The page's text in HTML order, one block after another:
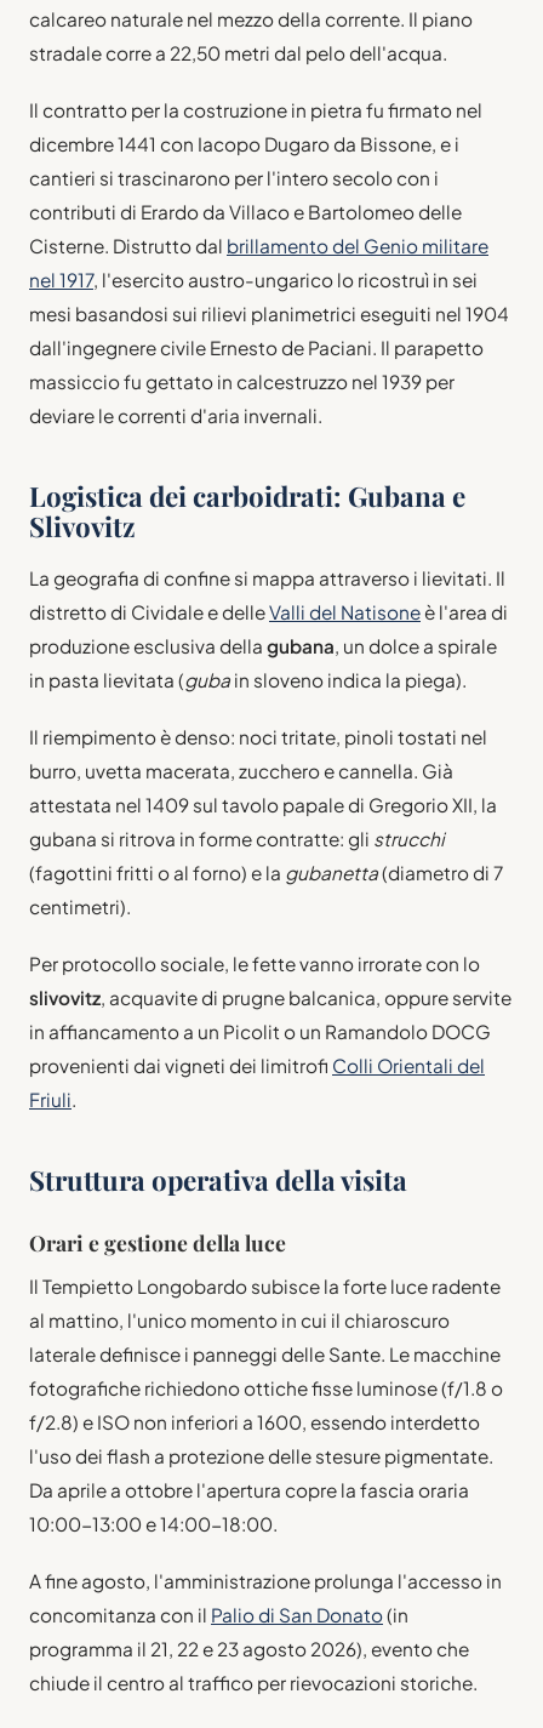
calcareo naturale nel mezzo della corrente. Il piano
stradale corre a 22,50 metri dal pelo dell'acqua.
Il contratto per la costruzione in pietra fu firmato nel
dicembre 1441 con Iacopo Dugaro da Bissone, e i
cantieri si trascinarono per l'intero secolo con i
contributi di Erardo da Villaco e Bartolomeo delle
Cisterne. Distrutto dal brillamento del Genio militare
nel 1917, l'esercito austro-ungarico lo ricostruì in sei
mesi basandosi sui rilievi planimetrici eseguiti nel 1904
dall'ingegnere civile Ernesto de Paciani. Il parapetto
massiccio fu gettato in calcestruzzo nel 1939 per
deviare le correnti d'aria invernali.
Logistica dei carboidrati: Gubana e
Slivovitz
La geografia di confine si mappa attraverso i lievitati. Il
distretto di Cividale e delleValli del Natisoneè l'area di
produzione esclusiva della gubana, un dolce a spirale
in pasta lievitata (guba in sloveno indica la piega).
Il riempimento è denso: noci tritate, pinoli tostati nel
burro, uvetta macerata, zucchero e cannella. Già
attestata nel 1409 sul tavolo papale di Gregorio XII, la
gubana si ritrova in forme contratte: gli strucchi
(fagottini fritti o al forno) e la gubanetta(diametro di 7
centimetri).
Per protocollo sociale, le fette vanno irrorate con lo
slivovitz, acquavite di prugne balcanica, oppure servite
in affiancamento a un Picolit o un Ramandolo DOCG
provenienti dai vigneti dei limitrofi Colli Orientali del
Friuli.
Struttura operativa della visita
Orari e gestione della luce
Il Tempietto Longobardo subisce la forte luce radente
al mattino, l'unico momento in cui il chiaroscuro
laterale definisce i panneggi delle Sante. Le macchine
fotografiche richiedono ottiche fisse luminose (f/1.8 o
f/2.8) e ISO non inferiori a 1600, essendo interdetto
l'uso dei flash a protezione delle stesure pigmentate.
Da aprile a ottobre l'apertura copre la fascia oraria
10:00-13:00 e 14:00-18:00.
A fine agosto, l'amministrazione prolunga l'accesso in
concomitanza con il Palio di San Donato(in
programma il 21, 22 e 23 agosto 2026), evento che
chiude il centro al traffico per rievocazioni storiche.